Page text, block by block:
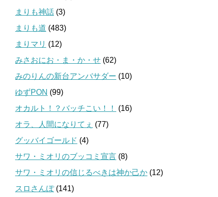
まりも神話 (3)
まりも道 (483)
まりマリ (12)
みさおにお・ま・か・せ (62)
みのりんの新台アンバサダー (10)
ゆずPON (99)
オカルト！？バッチこい！！
(16)
オラ、人間になりてぇ (77)
グッバイゴールド (4)
サワ・ミオリのブッコミ宣言 (8)
サワ・ミオリの信じるべきは神か己か (12)
スロさんぽ(141)